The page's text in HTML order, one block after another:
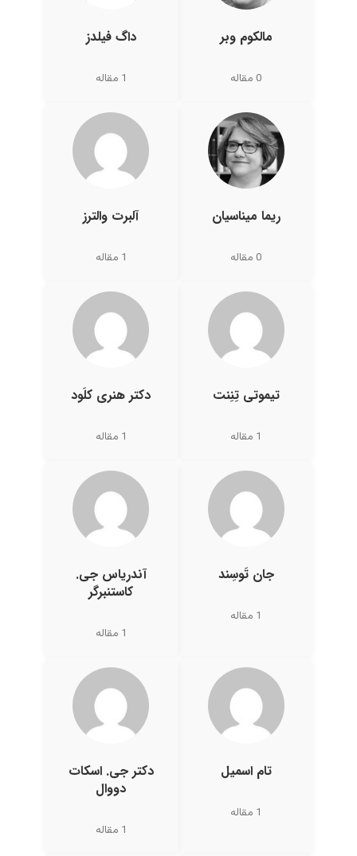
مالکوم وبر
0 مقاله
داگ فیلدز
1 مقاله
ریما میناسیان
0 مقاله
آلبرت والترز
1 مقاله
تیموتی تِنِنت
1 مقاله
دکتر هنری کلَود
1 مقاله
جان تَوسِند
1 مقاله
آندریاس جی.
کاستنبرگر
1 مقاله
تام اسمیل
1 مقاله
دکتر جی. اسکات
دووال
1 مقاله